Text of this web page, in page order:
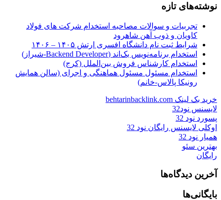
نوشته‌های تازه
تجربیات و سوالات مصاحبه استخدام شرکت های فولاد
کاویان و ذوب آهن شاهرود
شرایط ثبت نام دانشگاه افسری ارتش ۱۴۰۵ – ۱۴۰۶
استخدام برنامه‌نویس بک‌اند (Backend Developer-شیراز)
استخدام کارشناس فروش بین‌الملل (کرج)
استخدام مسئول مسئول هماهنگی و اجرای (سالن همایش
رونیکا پالاس-خانم)
خرید بک لینک behtarinbacklink.com
لایسنس نود32
پسورد نود 32
اوکلی لایسنس رایگان نود 32
همیار نود 32
بهترین سئو
رایگان
آخرین دیدگاه‌ها
بایگانی‌ها